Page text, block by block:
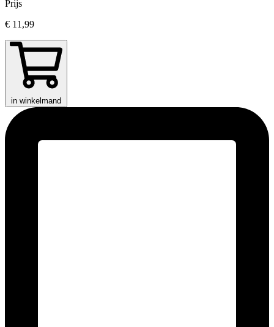
Prijs
€ 11,99
in winkelmand